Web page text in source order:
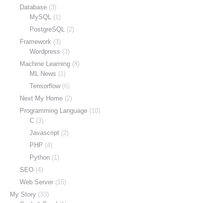
Database (3)
MySQL (1)
PostgreSQL (2)
Framework (3)
Wordpress (3)
Machine Learning (8)
ML News (1)
Tensorflow(6)
Next My Home (2)
Programming Language (10)
C (3)
Javascript (2)
PHP (4)
Python (1)
SEO (4)
Web Server (15)
My Story (33)